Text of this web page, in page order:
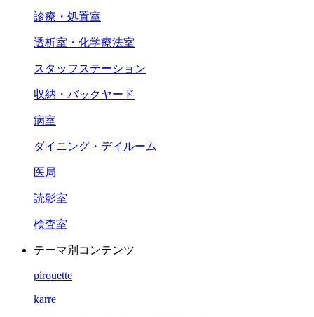
診療・処置室
透析室・化学療法室
スタッフステーション
収納・バックヤード
病室
ダイニング・デイルーム
医局
読影室
検査室
テーマ別コンテンツ
pirouette
karre